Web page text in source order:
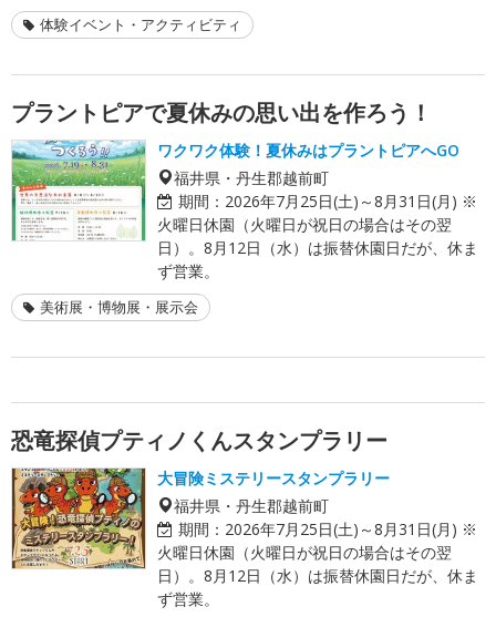
体験イベント・アクティビティ
プラントピアで夏休みの思い出を作ろう！
ワクワク体験！夏休みはプラントピアへGO
福井県・丹生郡越前町
期間： 2026年7月25日(土)～8月31日(月) ※
火曜日休園（火曜日が祝日の場合はその翌
日）。8月12日（水）は振替休園日だが、休ま
ず営業。
美術展・博物展・展示会
恐竜探偵プティノくんスタンプラリー
大冒険ミステリースタンプラリー
福井県・丹生郡越前町
期間： 2026年7月25日(土)～8月31日(月) ※
火曜日休園（火曜日が祝日の場合はその翌
日）。8月12日（水）は振替休園日だが、休ま
ず営業。